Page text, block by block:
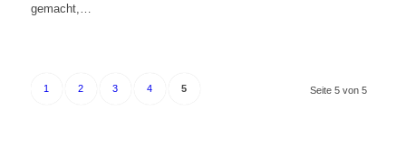
gemacht,…
Seite 5 von 5
1 2 3 4 5